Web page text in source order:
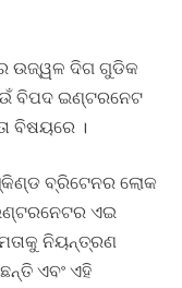
ଉଜ୍ୱଳ ଦିଗ ଗୁଡିକ
ବିପଦ ଇଣ୍ଟରନେଟ
ବିଷୟରେ ।
ବ୍ରିଟେନର ଲୋକ
ଏଇ
ନିୟନ୍ତ୍ରଣ
ଏବଂ ଏହି